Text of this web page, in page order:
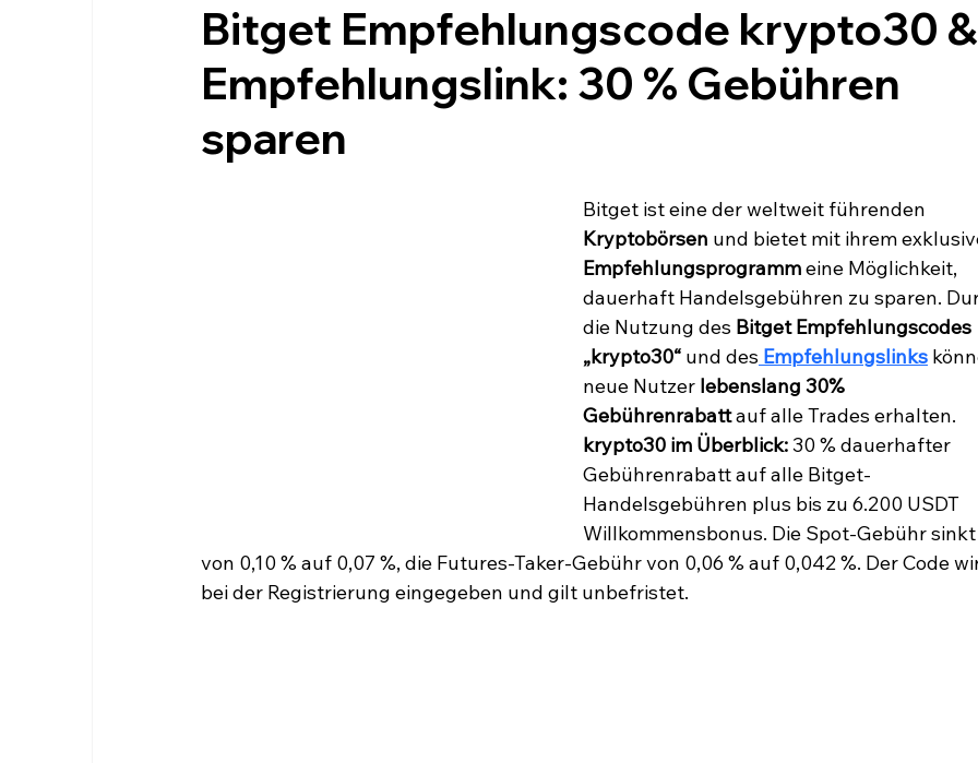
Bitget Empfehlungscode krypto30 &
Empfehlungslink: 30 % Gebühren
sparen
Bitget ist eine der weltweit führenden
Kryptobörsen und bietet mit ihrem
Empfehlungsprogramm eine Möglichkeit,
dauerhaft Handelsgebühren zu sparen.
die Nutzung des Bitget Empfehlungscodes
„krypto30“ und des Empfehlungslinks
neue Nutzer lebenslang 30%
Gebührenrabatt auf alle Trades erhalten.
krypto30 im Überblick: 30 % dauerhafter
Gebührenrabatt auf alle Bitget-
Handelsgebühren plus bis zu 6.200 USDT
Willkommensbonus. Die Spot-Gebühr
von 0,10 % auf 0,07 %, die Futures-Taker-Gebühr von 0,06 % auf 0,042 %. Der Code
bei der Registrierung eingegeben und gilt unbefristet.